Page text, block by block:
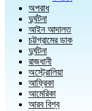
অপরাধ
দুর্ঘটনা
আইন আদালত
চট্টগ্রামের ডাক
দুর্ঘটনা
রাজধানী
অস্ট্রোলিয়া
আফ্রিকা
আমেরিকা
আরব বিশ্ব